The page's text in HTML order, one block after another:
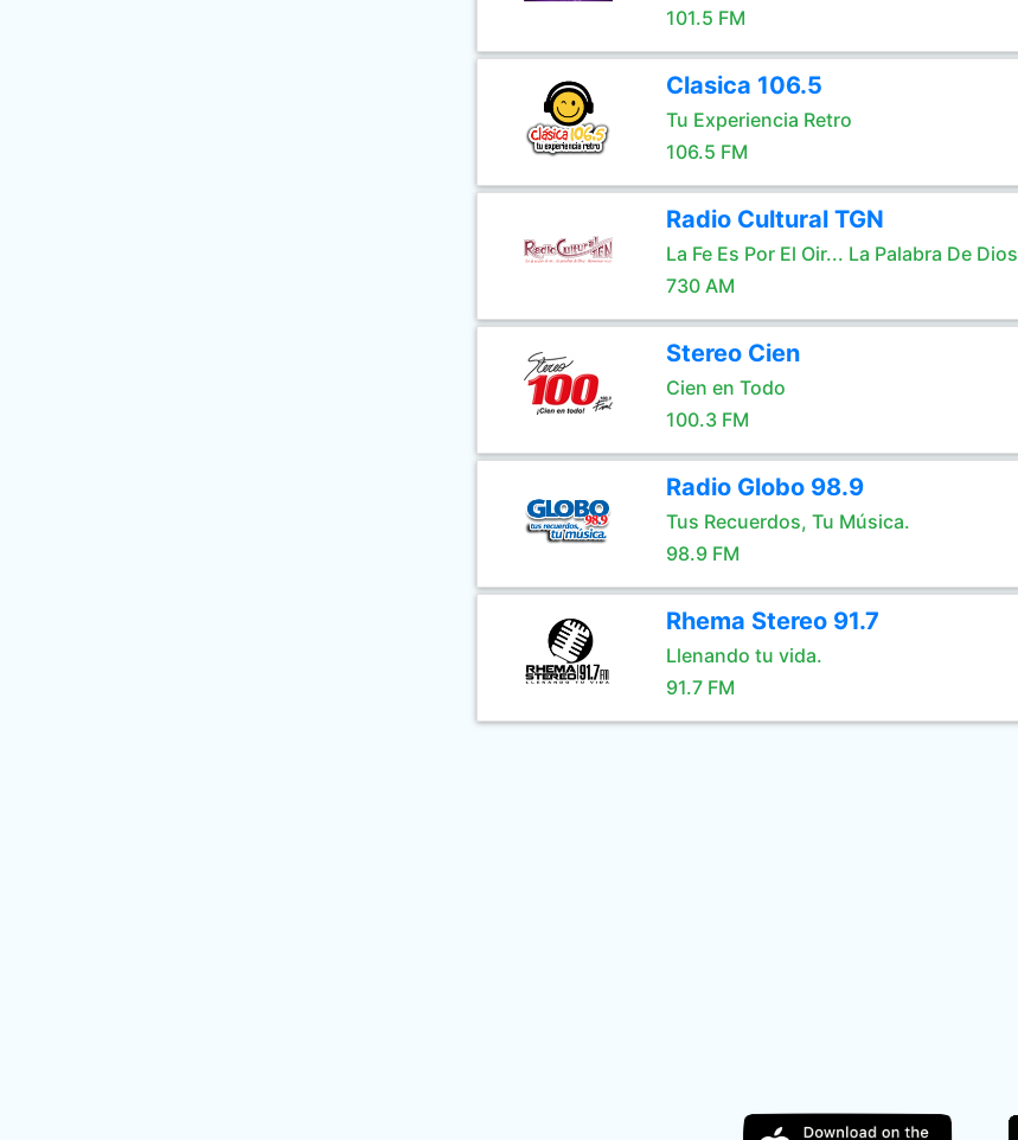
101.5 FM
Clasica 106.5
Tu Experiencia Retro
106.5 FM
Radio Cultural TGN
La Fe Es Por El Oir... La Palabra De Dios
730 AM
Stereo Cien
Cien en Todo
100.3 FM
Radio Globo 98.9
Tus Recuerdos, Tu Música.
98.9 FM
Rhema Stereo 91.7
Llenando tu vida.
91.7 FM